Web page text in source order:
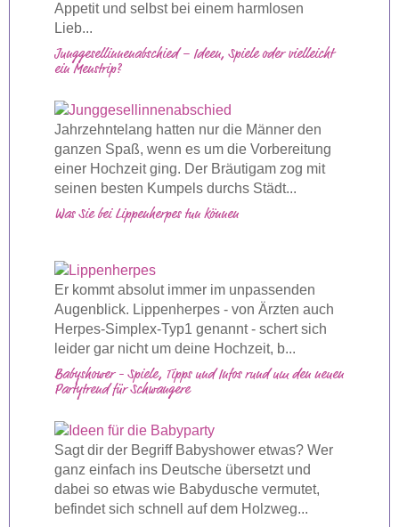
Appetit und selbst bei einem harmlosen
Lieb...
Junggesellinnenabschied – Ideen, Spiele oder vielleicht
ein Menstrip?
Jahrzehntelang hatten nur die Männer den
ganzen Spaß, wenn es um die Vorbereitung
einer Hochzeit ging. Der Bräutigam zog mit
seinen besten Kumpels durchs Städt...
Was Sie bei Lippenherpes tun können
Er kommt absolut immer im unpassenden
Augenblick. Lippenherpes - von Ärzten auch
Herpes-Simplex-Typ1 genannt - schert sich
leider gar nicht um deine Hochzeit, b...
Babyshower - Spiele, Tipps und Infos rund um den neuen
Partytrend für Schwangere
Sagt dir der Begriff Babyshower etwas? Wer
ganz einfach ins Deutsche übersetzt und
dabei so etwas wie Babydusche vermutet,
befindet sich schnell auf dem Holzweg...